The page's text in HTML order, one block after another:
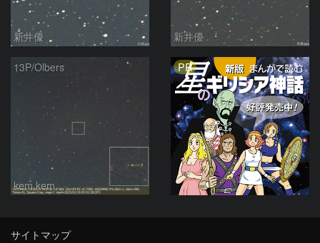
新井優 新井優
13P/Olbers
kem.kem
PR
サイトマップ